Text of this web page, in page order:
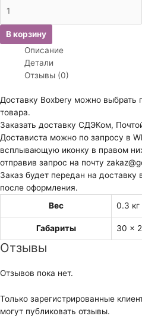
товара
Богданов-
Бельский
Николай
Петрович.
В корзину
Описание
Детали
Отзывы (0)
Доставку Boxbery можно выбрать
товара.
Заказать доставку СДЭКом,
Достависта можно по запросу в
всплывающую иконку в правом
отправив запрос на почту
Заказ будет передан на доставку
после оформления.
Вес
0.3 кг
Габариты 30 ×
Отзывы
Отзывов пока нет.
Только зарегистрированные
могут публиковать отзывы.